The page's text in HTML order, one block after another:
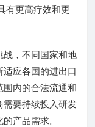
有更高疗效和更
战，不同国家和地
应各国的进出口
内的合法流通和
需要持续投入研发
产品需求。